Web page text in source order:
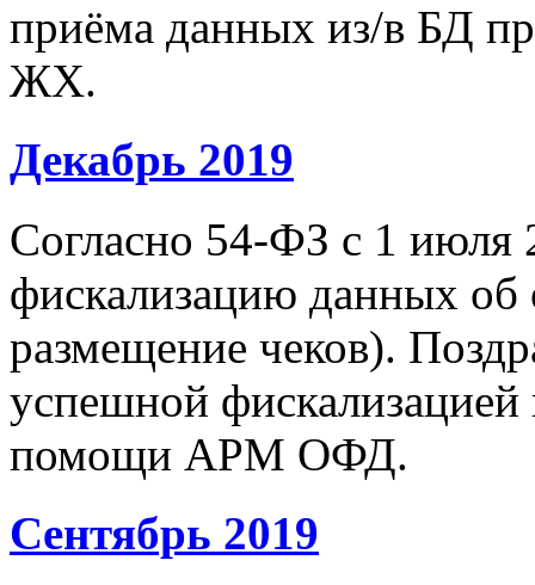
приёма данных из/в БД
ЖХ.
Декабрь 2019
Согласно 54-ФЗ с 1 июля
фискализацию данных об
размещение чеков).
успешной
помощи АРМ ОФД.
Сентябрь 2019